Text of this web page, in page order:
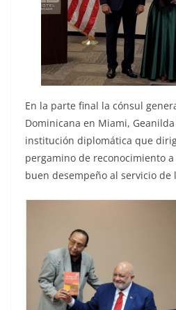
En la parte final la cónsul
Dominicana en Miami, Geanilda
institución diplomática que
pergamino de reconocimiento
buen desempeño al servicio de